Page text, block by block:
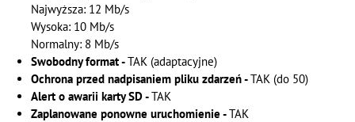
Najwyższa: 12 Mb/s
Wysoka: 10 Mb/s
Normalny: 8 Mb/s
Swobodny format -TAK (adaptacyjne)
Ochrona przed nadpisaniem pliku zdarzeń -TAK (do 50)
Alert o awarii karty SD -TAK
Zaplanowane ponowne uruchomienie -TAK